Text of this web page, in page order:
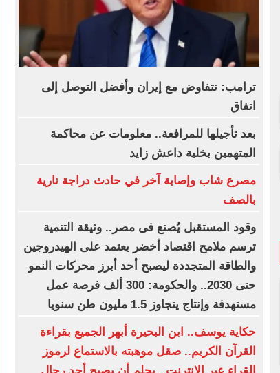
ترامب: نتفاوض مع إيران وأفضل التوصل إلى
اتفاق
بعد تأجيلها للمرافعة.. معلومات عن محاكمة
المتهمين بخلية داعش زايد
مصرع شاب وإصابة آخر في حادث دراجة نارية
بالصف
وقود المستقبل يُصنع فى مصر.. وثيقة التنمية
ترسم ملامح اقتصاد أخضر يعتمد على الهيدروجين
والطاقة المتجددة ليصبح أحد أبرز محركات النمو
حتى 2030.. والحكومة: 300 ألف فرصة عمل
مستهدفة وإنتاج يتجاوز 1.5 مليون طن سنويا
حكاية يوسف.. ابن البحيرة أبهر الجميع بقراءة
القرآن الكريم.. صقل موهبته بالاستماع لرموز